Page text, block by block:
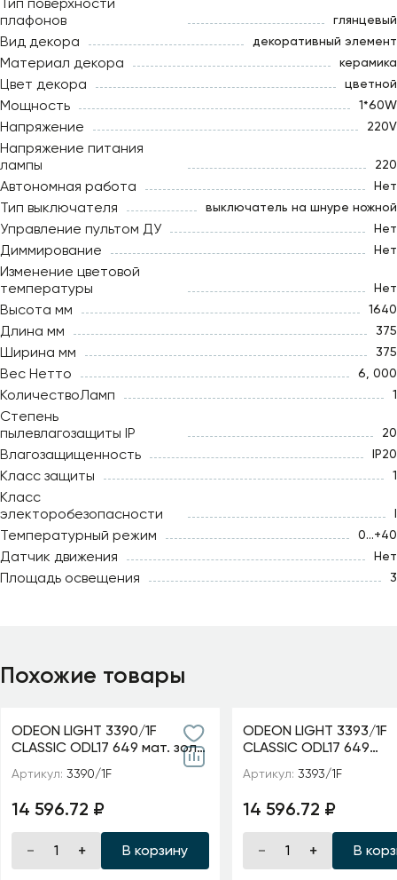
плафонов
глянцевый
Вид декора декоративный элемент
Материал декора керамика
Цвет декора цветной
Мощность 1*60W
Напряжение 220V
Напряжение питания
лампы
220
Автономная работа Нет
Тип выключателя выключатель на шнуре ножной
Управление пультом ДУ Нет
Диммирование Нет
Изменение цветовой
температуры
Нет
Высота мм 1640
Длина мм 375
Ширина мм 375
Вес Нетто 6, 000
КоличествоЛамп 1
Степень
пылевлагозащиты IP
20
Влагозащищенность IP20
Класс защиты 1
Класс
электоробезопасности
I
Температурный режим 0...+40
Датчик движения Нет
Площадь освещения 3
Похожие товары
ODEON LIGHT 3390/1F
CLASSIC ODL17 649 мат. зол/
абажур ткань/хрусталь
Торшер E14 40W 220V
Артикул: 3390/1F
14 596.72 ₽
В корзину
ODEON LIGHT 3393/1F
CLASSIC ODL17 649
мат.золото/абажур
хрусталь Торшер E14
Артикул: 3393/1F
14 596.72 ₽
В